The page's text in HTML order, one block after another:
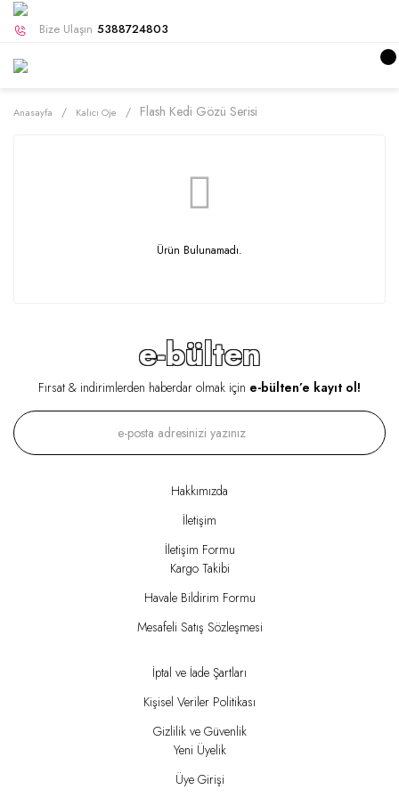
Bize Ulaşın 5388724803
Anasayfa Kalıcı Oje Flash Kedi Gözü Serisi
Ürün Bulunamadı.
e-bülten
Fırsat & indirimlerden haberdar olmak için e-bülten’e kayıt ol!
Hakkımızda
İletişim
İletişim Formu
Kargo Takibi
Havale Bildirim Formu
Mesafeli Satış Sözleşmesi
İptal ve İade Şartları
Kişisel Veriler Politikası
Gizlilik ve Güvenlik
Yeni Üyelik
Üye Girişi